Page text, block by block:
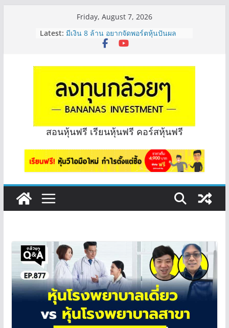
Friday, August 7, 2026
Latest: มีเงิน 8 ล้าน อยากจัดพอร์ตหุ้นปันผล
ระยะยาว อุตสาหกรรมไหนดี? | Q&A
หุ้นซอสภูเขาทอง Sauce เหมาะถือเป็น
หุ้นปันผลไหม? | Q&A กล้วยๆ EP.1166
OSP vs CBG vs ICHI ควร DCA ตัวไหน
ดี? | Q&A กล้วยๆ EP.1165
รีวิวงบกลุ่ม Bank หุ้นไหนเหมาะถือเอา
“ปันผล” | EP.175
จะเลือกหุ้นแต่ละตัว ต้องดู Short –
Long ของหุ้นตัวนั้นๆไหมคะ? | Q&A
สอนหุ้นฟรี เรียนหุ้นฟรี คอร์สหุ้นฟรี